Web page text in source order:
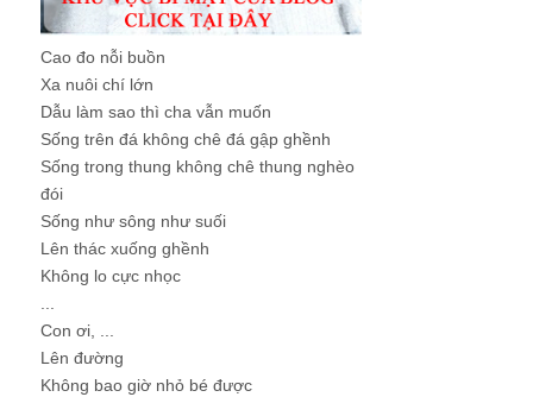
Cao đo nỗi buồn
Xa nuôi chí lớn
Dẫu làm sao thì cha vẫn muốn
Sống trên đá không chê đá gập ghềnh
Sống trong thung không chê thung nghèo
đói
Sống như sông như suối
Lên thác xuống ghềnh
Không lo cực nhọc
...
Con ơi, ...
Lên đường
Không bao giờ nhỏ bé được